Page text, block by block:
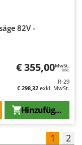
82V -
€ 355,00MwSt.
inkl.
R-29
€ 298,32 exkl. MwSt.
Hinzufügen
1 2